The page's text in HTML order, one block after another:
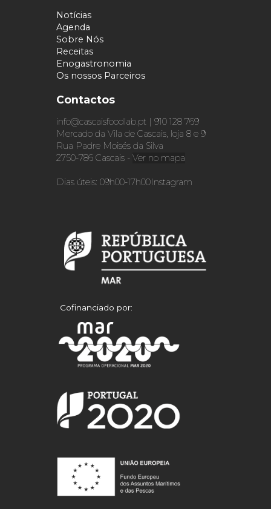
Notícias
Agenda
Sobre Nós
Receitas
Enogastronomia
Os nossos Parceiros
Contactos
info@cascaisfoodlab.pt | 910 128 769
Mercado da Vila de Cascais, loja 8 e 9
Rua Padre Moisés da Silva
2750-786 Cascais -Ver no mapa
Dias úteis: 09h00-17h00Instagram
Cofinanciado por: